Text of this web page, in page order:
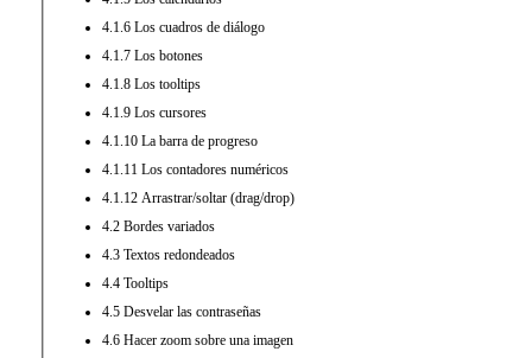
4.1.6 Los cuadros de diálogo
4.1.7 Los botones
4.1.8 Los tooltips
4.1.9 Los cursores
4.1.10 La barra de progreso
4.1.11 Los contadores numéricos
4.1.12 Arrastrar/soltar (drag/drop)
4.2 Bordes variados
4.3 Textos redondeados
4.4 Tooltips
4.5 Desvelar las contraseñas
4.6 Hacer zoom sobre una imagen